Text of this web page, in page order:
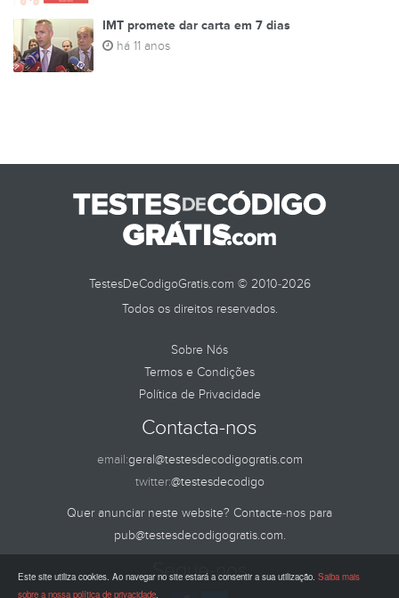
IMT promete dar carta em 7 dias
há 11 anos
TestesDeCodigoGratis.com © 2010-2026
Todos os direitos reservados.
Sobre Nós
Termos e Condições
Política de Privacidade
Contacta-nos
email:geral@testesdecodigogratis.com
twitter:@testesdecodigo
Quer anunciar neste website? Contacte-nos para
pub@testesdecodigogratis.com.
Segue-nos
Este site utiliza cookies. Ao navegar no site estará a consentir a sua utilização. Saiba mais
sobre a nossa política de privacidade.